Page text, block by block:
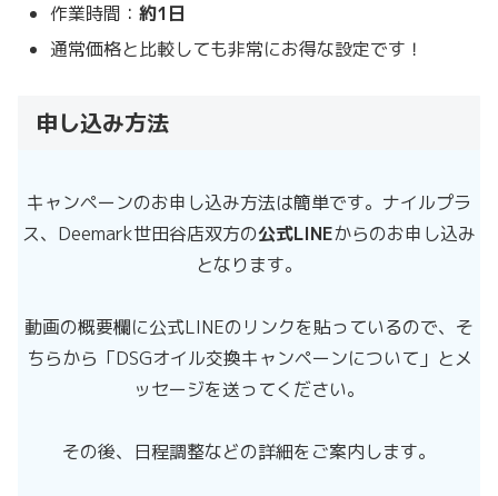
作業時間：約1日
通常価格と比較しても非常にお得な設定です！
申し込み方法
キャンペーンのお申し込み方法は簡単です。ナイルプラ
ス、Deemark世田谷店双方の公式LINEからのお申し込み
となります。
動画の概要欄に公式LINEのリンクを貼っているので、そ
ちらから「DSGオイル交換キャンペーンについて」とメ
ッセージを送ってください。
その後、日程調整などの詳細をご案内します。